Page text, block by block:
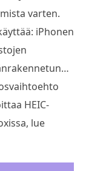
varten.
iPhonen
HEIC-
lue